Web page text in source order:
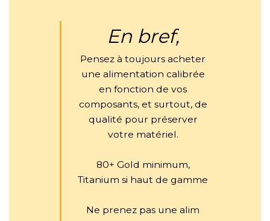
En bref,
Pensez à toujours acheter
une alimentation calibrée
en fonction de vos
composants, et surtout, de
qualité pour préserver
votre matériel.
80+ Gold minimum,
Titanium si haut de gamme
Ne prenez pas une alim